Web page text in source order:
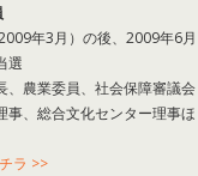
年3月）の後、2009年6月
選
、農業委員、社会保障審議会
事、総合文化センター理事ほ
ラ >>